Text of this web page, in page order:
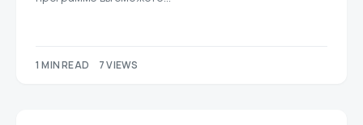
1 MIN READ 7 VIEWS